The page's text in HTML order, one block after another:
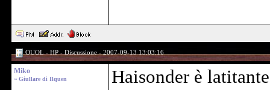
OUOL - HP - Discussione - 2007-09-13 13:03:16
Miko
~ Giullare di Ilquen Haisonder è